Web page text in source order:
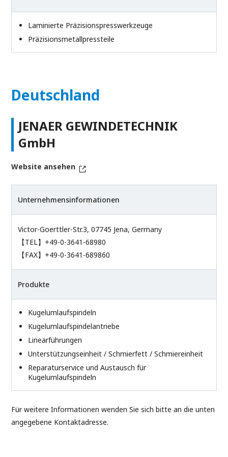
Laminierte Präzisionspresswerkzeuge
Präzisionsmetallpressteile
Deutschland
JENAER GEWINDETECHNIK
GmbH
Website ansehen
Unternehmensinformationen
Victor-Goerttler-Str.3, 07745 Jena, Germany
【TEL】+49-0-3641-68980
【FAX】+49-0-3641-689860
Produkte
Kugelumlaufspindeln
Kugelumlaufspindelantriebe
Linearführungen
Unterstützungseinheit / Schmierfett / Schmiereinheit
Reparaturservice und Austausch für
Kugelumlaufspindeln
Für weitere Informationen wenden Sie sich bitte an die unten
angegebene Kontaktadresse.